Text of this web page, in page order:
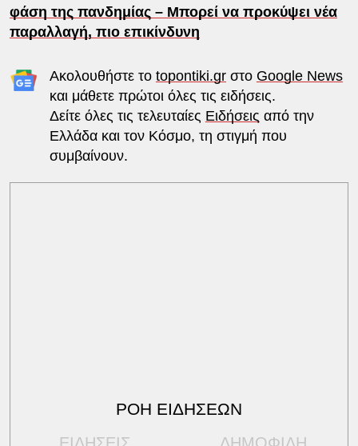
φάση της πανδημίας – Μπορεί να προκύψει νέα
παραλλαγή, πιο επικίνδυνη
Ακολουθήστε το topontiki.grστο Google News
και μάθετε πρώτοι όλες τις ειδήσεις.
Δείτε όλες τις τελευταίες Ειδήσεις από την
Ελλάδα και τον Κόσμο, τη στιγμή που
συμβαίνουν.
ΡΟΗ ΕΙΔΗΣΕΩΝ
ΕΙΔΗΣΕΙΣ ΔΗΜΟΦΙΛΗ